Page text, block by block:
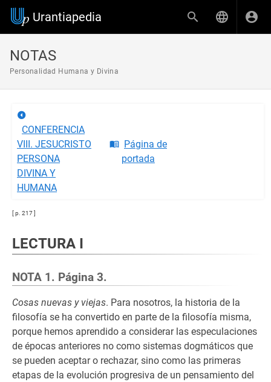
Urantiapedia
NOTAS
Personalidad Humana y Divina
CONFERENCIA
VIII. JESUCRISTO
PERSONA
DIVINA Y
HUMANA
Página de
portada
[ p. 217 ]
LECTURA I
NOTA 1. Página 3.
Cosas nuevas y viejas. Para nosotros, la historia de la
filosofía se ha convertido en parte de la filosofía misma,
porque hemos aprendido a considerar las especulaciones
de épocas anteriores no como sistemas dogmáticos que
se pueden aceptar o rechazar, sino como las primeras
etapas de la evolución progresiva de un pensamiento del